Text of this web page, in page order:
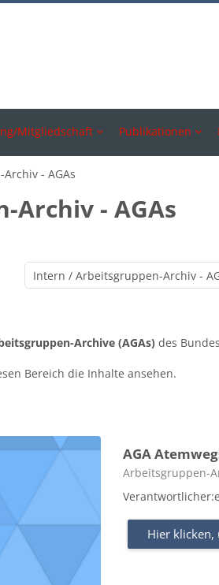
Mitgliedschaft Publikationen
- AGAs
Archiv - AGAs
Archive (AGAs) des
Bereich die Inhalte ansehen.
AGA
Kursbereich
Arbeitsgruppen-
Hier klicken,